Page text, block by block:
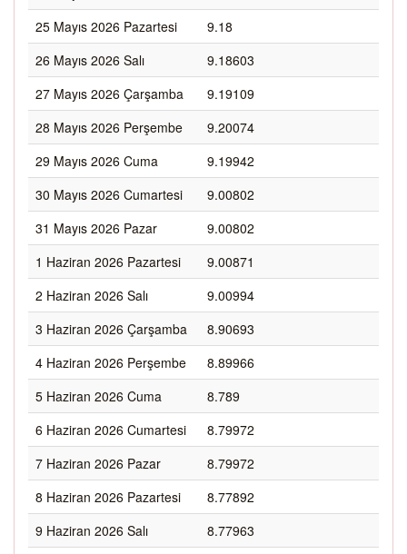
25 Mayıs 2026 Pazartesi
9.18
26 Mayıs 2026 Salı
9.18603
27 Mayıs 2026 Çarşamba
9.19109
28 Mayıs 2026 Perşembe
9.20074
29 Mayıs 2026 Cuma
9.19942
30 Mayıs 2026 Cumartesi
9.00802
31 Mayıs 2026 Pazar
9.00802
1 Haziran 2026 Pazartesi
9.00871
2 Haziran 2026 Salı
9.00994
3 Haziran 2026 Çarşamba
8.90693
4 Haziran 2026 Perşembe
8.89966
5 Haziran 2026 Cuma
8.789
6 Haziran 2026 Cumartesi
8.79972
7 Haziran 2026 Pazar
8.79972
8 Haziran 2026 Pazartesi
8.77892
9 Haziran 2026 Salı
8.77963